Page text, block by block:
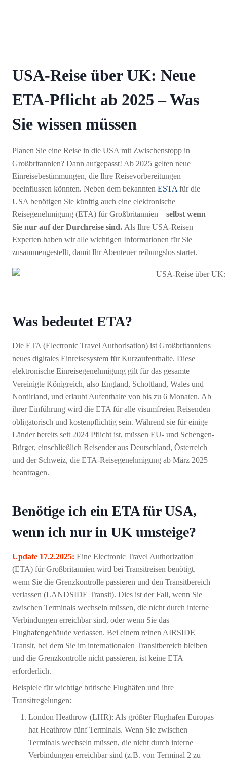
USA-Reise über UK: Neue
ETA-Pflicht ab 2025 – Was
Sie wissen müssen
Planen Sie eine Reise in die USA mit Zwischenstopp in
Großbritannien? Dann aufgepasst! Ab 2025 gelten neue
Einreisebestimmungen, die Ihre Reisevorbereitungen
beeinflussen könnten. Neben dem bekannten ESTA für die
USA benötigen Sie künftig auch eine elektronische
Reisegenehmigung (ETA) für Großbritannien – selbst wenn
Sie nur auf der Durchreise sind. Als Ihre USA-Reisen
Experten haben wir alle wichtigen Informationen für Sie
zusammengestellt, damit Ihr Abenteuer reibungslos startet.
Was bedeutet ETA?
Die ETA (Electronic Travel Authorisation) ist Großbritanniens
neues digitales Einreisesystem für Kurzaufenthalte. Diese
elektronische Einreisegenehmigung gilt für das gesamte
Vereinigte Königreich, also England, Schottland, Wales und
Nordirland, und erlaubt Aufenthalte von bis zu 6 Monaten. Ab
ihrer Einführung wird die ETA für alle visumfreien Reisenden
obligatorisch und kostenpflichtig sein. Während sie für einige
Länder bereits seit 2024 Pflicht ist, müssen EU- und Schengen-
Bürger, einschließlich Reisender aus Deutschland, Österreich
und der Schweiz, die ETA-Reisegenehmigung ab März 2025
beantragen.
Benötige ich ein ETA für USA,
wenn ich nur in UK umsteige?
Update 17.2.2025: Eine Electronic Travel Authorization
(ETA) für Großbritannien wird bei Transitreisen benötigt,
wenn Sie die Grenzkontrolle passieren und den Transitbereich
verlassen (LANDSIDE Transit). Dies ist der Fall, wenn Sie
zwischen Terminals wechseln müssen, die nicht durch interne
Verbindungen erreichbar sind, oder wenn Sie das
Flughafengebäude verlassen. Bei einem reinen AIRSIDE
Transit, bei dem Sie im internationalen Transitbereich bleiben
und die Grenzkontrolle nicht passieren, ist keine ETA
erforderlich.
Beispiele für wichtige britische Flughäfen und ihre
Transitregelungen:
London Heathrow (LHR): Als größter Flughafen Europas
hat Heathrow fünf Terminals. Wenn Sie zwischen
Terminals wechseln müssen, die nicht durch interne
Verbindungen erreichbar sind (z.B. von Terminal 2 zu